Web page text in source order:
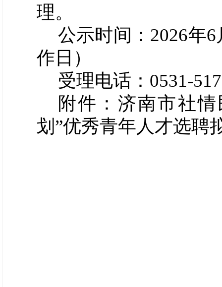
理。
公示时间：2026年6
作日）
受理电话：0531-
附件： 济南市社情
划”优秀青年人才选聘